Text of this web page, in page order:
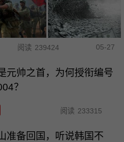
阅读 239424 05-27
元帅之首，为何授衔编号
？
阅读 233315
准备回国，听说韩国不